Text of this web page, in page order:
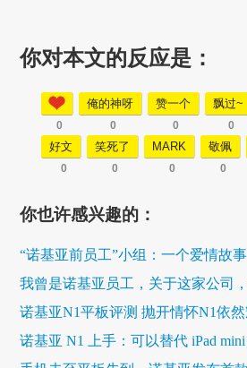
你对本文的反应是：
0
俺的神呀
0
赞一个
0
飘过~
0
好文
0
笑死了
0
MARK
0
敬佩
0
你也许感兴趣的：
“诺基亚前员工”小组：一个爱情故事
我曾是诺基亚员工，关于这家公司
诺基亚N1平板评测 抛开情怀N1依
诺基亚 N1 上手：可以替代 iPad